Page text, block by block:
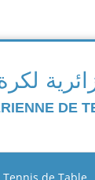
DE